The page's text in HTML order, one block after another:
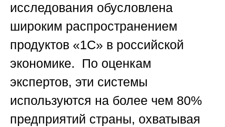
исследования обусловлена
широким распространением
продуктов «1С» в российской
экономике. По оценкам
экспертов, эти системы
используются на более чем 80%
предприятий страны, охватывая